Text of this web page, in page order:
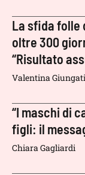
La sfida folle
oltre 300
“Risultato
Valentina Giungati
“I maschi di
figli: il
Chiara Gagliardi